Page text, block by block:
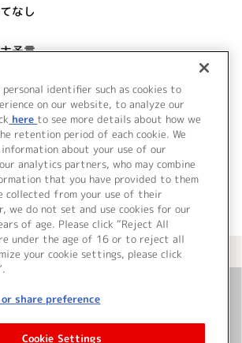
なし
予言
タログサイト トップページへ
お問い合わせ
personal identifier such as cookies to
on our website, to analyze our
here to see more details about how we
retention period of each cookie. We
information about your use of our
analytics partners, who may combine
that you have provided to them
collected from your use of their
we do not set and use cookies for our
of age. Please click “Reject All
under the age of 16 or to reject all
your cookie settings, please click
share preference
Cookie Settings